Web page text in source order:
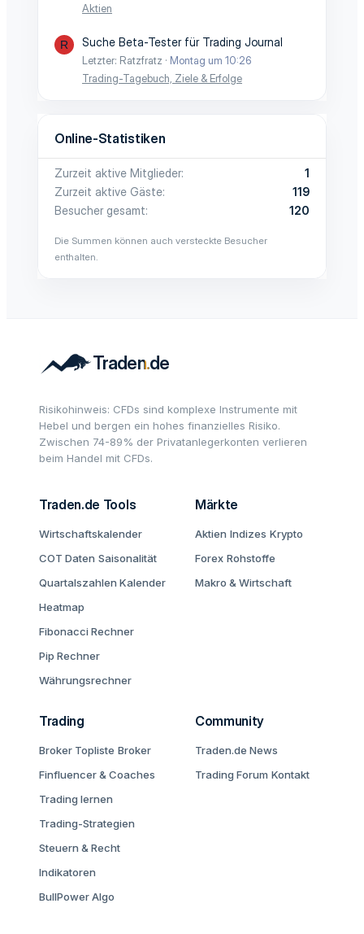
Aktien
R Suche Beta-Tester für Trading Journal
Letzter: Ratzfratz
Montag um 10:26
Trading-Tagebuch, Ziele & Erfolge
Online-Statistiken
Zurzeit aktive Mitglieder
1
Zurzeit aktive Gäste
119
Besucher gesamt
120
Die Summen können auch versteckte Besucher
enthalten.
Risikohinweis: CFDs sind komplexe Instrumente mit
Hebel und bergen ein hohes finanzielles Risiko.
Zwischen 74-89% der Privatanlegerkonten verlieren
beim Handel mit CFDs.
Traden.de Tools
Wirtschaftskalender
COT Daten Saisonalität
Quartalszahlen Kalender
Heatmap
Fibonacci Rechner
Pip Rechner
Währungsrechner
Märkte
Aktien Indizes Krypto
Forex Rohstoffe
Makro & Wirtschaft
Trading
Broker Topliste Broker
Finfluencer & Coaches
Trading lernen
Trading-Strategien
Steuern & Recht
Indikatoren
BullPower Algo
Community
Traden.de News
Trading Forum Kontakt